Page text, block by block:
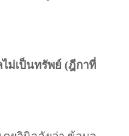
ม่เป็นทรัพย์ (ฎีกาที่